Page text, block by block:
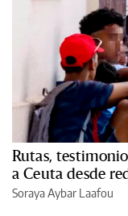
Rutas,
a Ceuta desde
Soraya Aybar Laafou